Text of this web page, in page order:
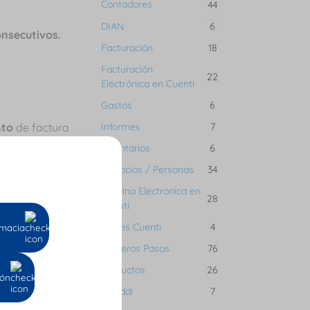
de factura
guardando en
Contadores
44
DIAN
6
Facturación
18
Facturación
Electrónica en Cuenti
22
Gastos
6
Informes
7
Inventarios
6
Negocios / Personas
34
Nómina Electrónica en
Cuenti
28
Planes Cuenti
4
Primeros Pasos
76
Productos
26
Tienddi
7